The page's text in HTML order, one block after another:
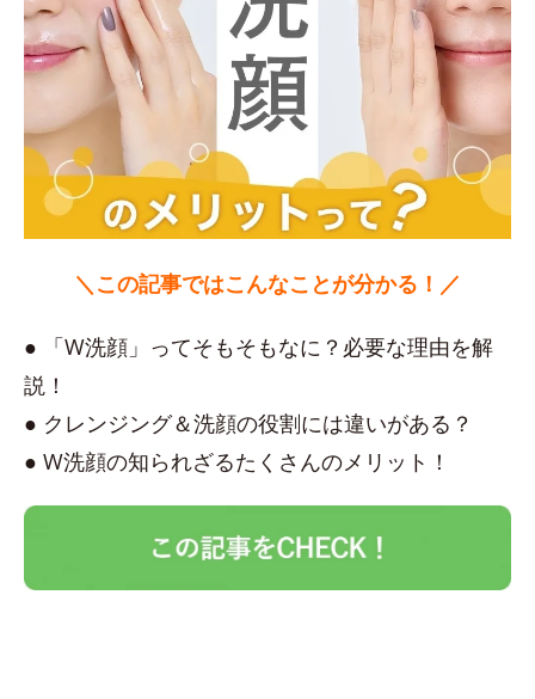
＼この記事ではこんなことが分かる！／
● 「W洗顔」ってそもそもなに？必要な理由を解
説！
● クレンジング＆洗顔の役割には違いがある？
● W洗顔の知られざるたくさんのメリット！